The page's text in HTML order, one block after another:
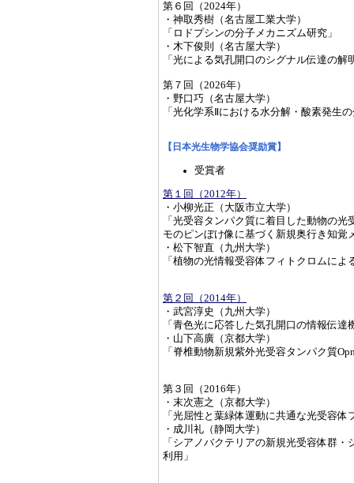
第６回（2024年）
・神取秀樹（名古屋工業大学）
「ロドプシンの分子メカニズム研究」
・木下俊則（名古屋大学）
「光による気孔開口のシグナル伝達の
第７回（2026年）
・野口巧（名古屋大学）
「光化学系Ⅱにおける水分解・酸素発生
【日本光生物学協会奨励賞】
受賞者
第１回（2012年）
・小柳光正（大阪市立大学）
「光受容タンパク質に着目した動物の
モのピンぼけ像に基づく新規奥行き知覚
・松下智直（九州大学）
「植物の光情報受容体フィトクロムに
第２回（2014年）
・武宮淳史（九州大学）
「青色光に応答した気孔開口の情報伝達
・山下高廣（京都大学）
「脊椎動物新規紫外光受容タンパク質
第３回（2016年）
・末次憲之（京都大学）
「光屈性と葉緑体運動に共通な光受容
・成川礼（静岡大学）
「シアノバクテリアの新規光受容体群
利用」